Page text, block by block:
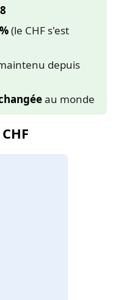
(le CHF s'est
depuis
au monde